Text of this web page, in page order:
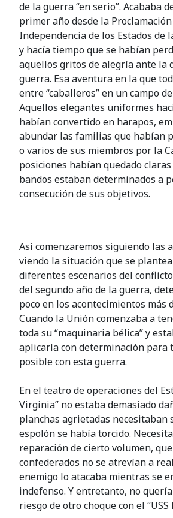
de la guerra “en serio”. Acababa
primer año desde la
Independencia de los Estados de
y hacía tiempo que se habían
aquellos gritos de alegría ante la
guerra. Esa aventura en la que
entre “caballeros” en un campo
Aquellos elegantes uniformes
habían convertido en harapos,
abundar las familias que habían
o varios de sus miembros por la
posiciones habían quedado
bandos estaban determinados a
consecución de sus objetivos.
Así comenzaremos siguiendo las
viendo la situación que se
diferentes escenarios del
del segundo año de la guerra,
poco en los acontecimientos más
Cuando la Unión comenzaba a
toda su “maquinaria bélica” y
aplicarla con determinación para
posible con esta guerra.
En el teatro de operaciones del
Virginia” no estaba demasiado
planchas agrietadas necesitaban
espolón se había torcido.
reparación de cierto volumen,
confederados no se atrevían a
enemigo lo atacaba mientras se
indefenso. Y entretanto, no
riesgo de otro choque con el